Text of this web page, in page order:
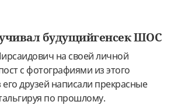
будущийгенсек ШОС
на своей личной
с фотографиями из этого
друзей написали прекрасные
по прошлому.